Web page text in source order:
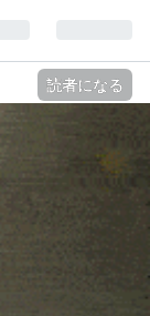
読者になる